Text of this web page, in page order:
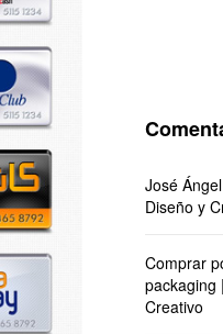
José
Diseño y
Comprar
packaging
Creativo